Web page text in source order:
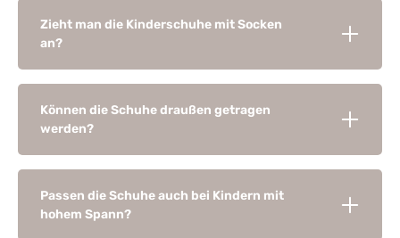
Zieht man die Kinderschuhe mit Socken
an?
Können die Schuhe draußen getragen
werden?
Passen die Schuhe auch bei Kindern mit
hohem Spann?